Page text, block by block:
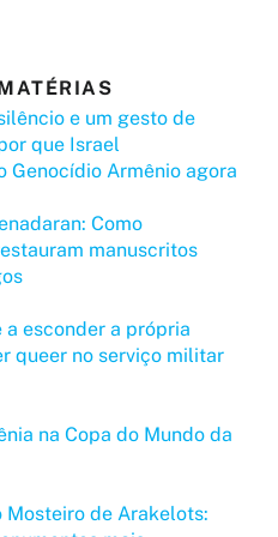
e um gesto de
que Israel
Genocídio Armênio agora
Como
manuscritos
a esconder a própria
queer no serviço militar
na Copa do Mundo da
Mosteiro de Arakelots: